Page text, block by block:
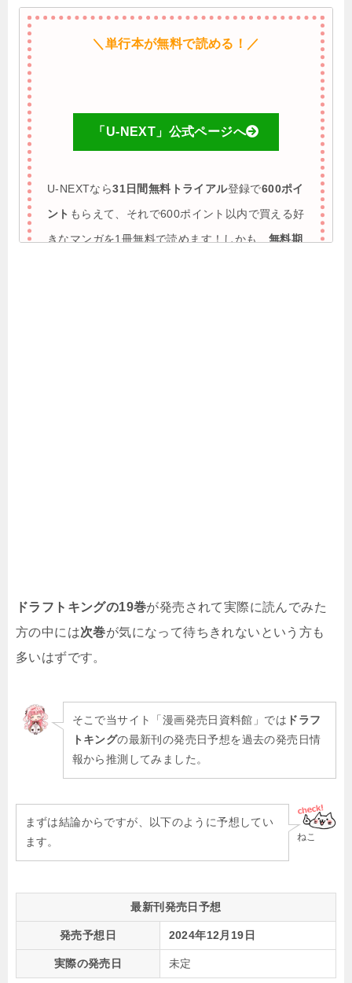
＼単行本が無料で読める！／
「U-NEXT」公式ページへ
U-NEXTなら31日間無料トライアル登録で600ポイ
ント もらえて、それで600ポイント以内で買える好
きなマンガを1冊無料で読めます！しかも、無料期
ドラフトキングの19巻が発売されて実際に読んでみた
方の中には次巻が気になって待ちきれないという方も
多いはずです。
そこで当サイト「漫画発売日資料館」では ドラフ
トキングの最新刊の発売日予想を過去の発売日情
報から推測してみました。
ねこ
まずは結論からですが、以下のように予想してい
ます。
最新刊発売日予想
発売予想日 2024年12月19日
実際の発売日 未定